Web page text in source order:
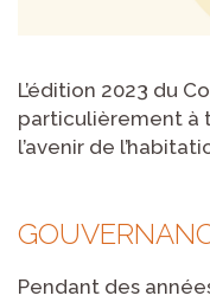
L’édition 2023 du
particulièrement à
l’avenir de
Pendant des